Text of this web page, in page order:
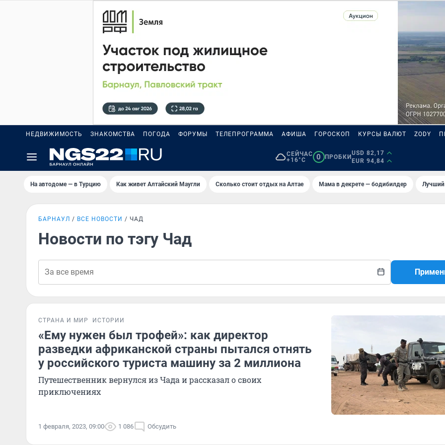
НЕДВИЖИМОСТЬ ЗНАКОМСТВА ПОГОДА ФОРУМЫ ТЕЛЕПРОГРАММА АФИША ГОРОСКОП КУРСЫ ВАЛЮТ ZODY
СЕЙЧАС
+16°C
0 ПРОБКИ
USD 82,17
EUR 94,84
На автодоме — в Турцию Как живет Алтайский Маугли Сколько стоит отдых на Алтае Мама в декрете — бодибилдер
БАРНАУЛ ВСЕ НОВОСТИ ЧАД
Новости по тэгу Чад
СТРАНА И МИР ИСТОРИИ
«Ему нужен был трофей»: как директор
разведки африканской страны пытался отнять
у российского туриста машину за 2 миллиона
Путешественник вернулся из Чада и рассказал о своих
приключениях
1 февраля, 2023, 09:00 1 086 Обсудить